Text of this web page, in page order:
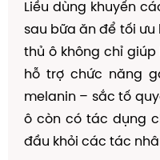
Liều dùng khuyến
sau bữa ăn để tối ưu
thủ ô không chỉ
hỗ trợ chức năng
melanin – sắc tố
ô còn có tác dụng
đầu khỏi các tác